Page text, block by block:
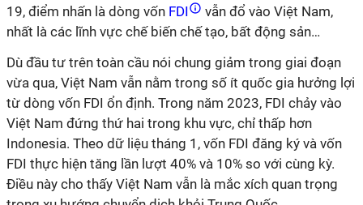
19, điểm nhấn là dòng vốn FDI
vẫn đổ vào Việt Nam,
nhất là các lĩnh vực chế biến chế tạo, bất động sản…
Dù đầu tư trên toàn cầu nói chung giảm trong giai đoạn
vừa qua, Việt Nam vẫn nằm trong số ít quốc gia hưởng lợi
từ dòng vốn FDI ổn định. Trong năm 2023, FDI chảy vào
Việt Nam đứng thứ hai trong khu vực, chỉ thấp hơn
Indonesia. Theo dữ liệu tháng 1, vốn FDI đăng ký và vốn
FDI thực hiện tăng lần lượt 40% và 10% so với cùng kỳ.
Điều này cho thấy Việt Nam vẫn là mắc xích quan trọng